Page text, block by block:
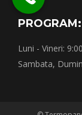
PROGRAM:
Luni - Vineri:
Sambata,